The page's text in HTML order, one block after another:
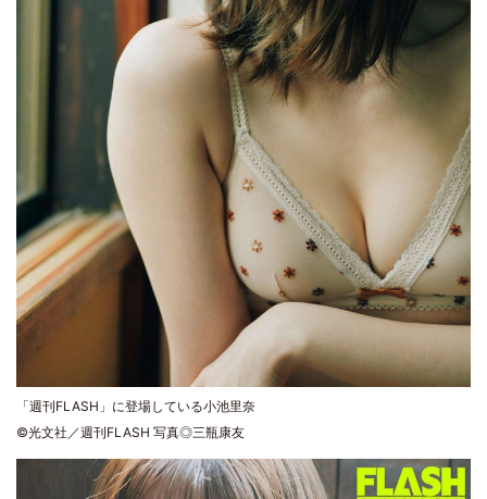
「週刊FLASH」に登場している小池里奈
©光文社／週刊FLASH 写真◎三瓶康友